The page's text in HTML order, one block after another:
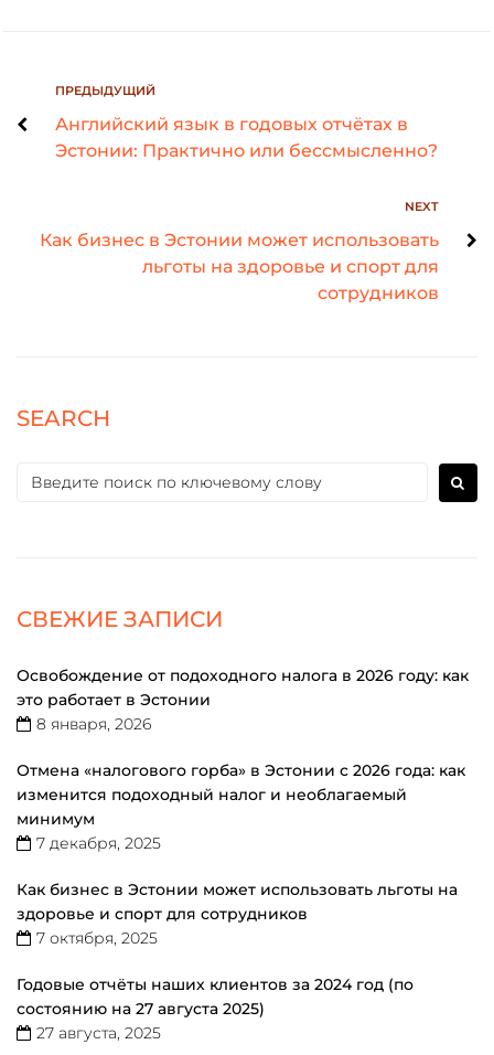
ПРЕДЫДУЩИЙ
Английский язык в годовых отчётах в
Эстонии: Практично или бессмысленно?
NEXT
Как бизнес в Эстонии может использовать
льготы на здоровье и спорт для
сотрудников
SEARCH
СВЕЖИЕ ЗАПИСИ
Освобождение от подоходного налога в 2026 году: как
это работает в Эстонии
8 января, 2026
Отмена «налогового горба» в Эстонии с 2026 года: как
изменится подоходный налог и необлагаемый
минимум
7 декабря, 2025
Как бизнес в Эстонии может использовать льготы на
здоровье и спорт для сотрудников
7 октября, 2025
Годовые отчёты наших клиентов за 2024 год (по
состоянию на 27 августа 2025)
27 августа, 2025